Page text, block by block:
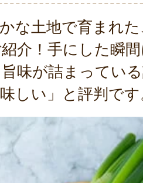
な土地で育まれ
介！手にした瞬
味が詰まってい
しい」と評判です